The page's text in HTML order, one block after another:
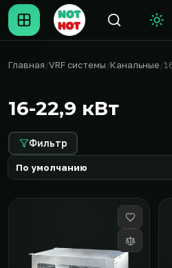
Главная VRF системы Канальные
16-22,9 кВт
Фильтр